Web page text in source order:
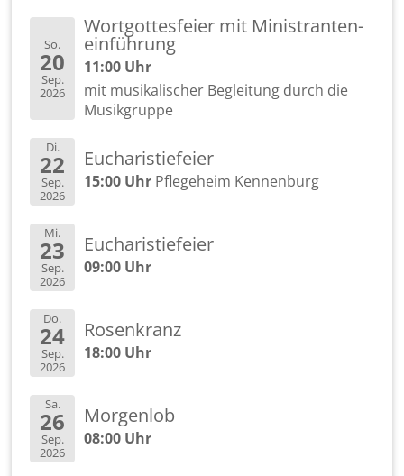
So.
20
Sep.
2026
Wort­got­tes­fei­er mit Mi­nis­tran­ten­
ein­füh­rung
11:00 Uhr
mit mu­si­ka­li­scher Be­glei­tung durch die
Mu­sik­grup­pe
Di.
22
Sep.
2026
Eu­cha­ris­tie­fei­er
15:00 Uhr Pfle­ge­heim Ken­nen­burg
Mi.
23
Sep.
2026
Eu­cha­ris­tie­fei­er
09:00 Uhr
Do.
24
Sep.
2026
Ro­sen­kranz
18:00 Uhr
Sa.
26
Sep.
2026
Mor­gen­lob
08:00 Uhr